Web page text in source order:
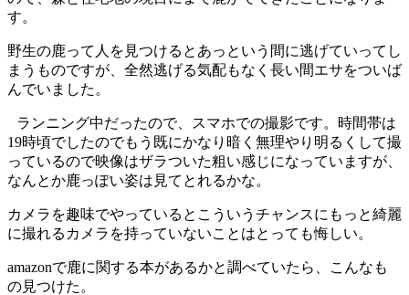
す。
野生の鹿って人を見つけるとあっという間に逃げていってし
まうものですが、全然逃げる気配もなく長い間エサをついば
んでいました。
ランニング中だったので、スマホでの撮影です。時間帯は
19時頃でしたのでもう既にかなり暗く無理やり明るくして撮
っているので映像はザラついた粗い感じになっていますが、
なんとか鹿っぽい姿は見てとれるかな。
カメラを趣味でやっているとこういうチャンスにもっと綺麗
に撮れるカメラを持っていないことはとっても悔しい。
amazonで鹿に関する本があるかと調べていたら、こんなも
の見つけた。